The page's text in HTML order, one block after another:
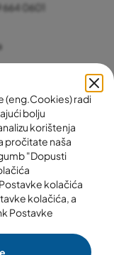
(eng.Cookies) radi
bolju
korištenja
pročitate naša
"Dopusti
kolačića
kolačića, a
Postavke
0601